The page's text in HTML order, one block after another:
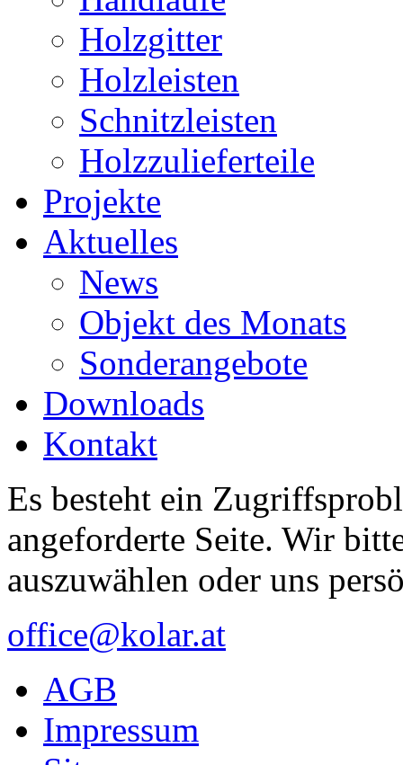
Holzgitter
Holzleisten
Schnitzleisten
Holzzulieferteile
Projekte
Aktuelles
News
Objekt des Monats
Sonderangebote
Downloads
Kontakt
Es besteht ein
angeforderte Seite. Wir
auszuwählen oder uns
office@kolar.at
AGB
Impressum